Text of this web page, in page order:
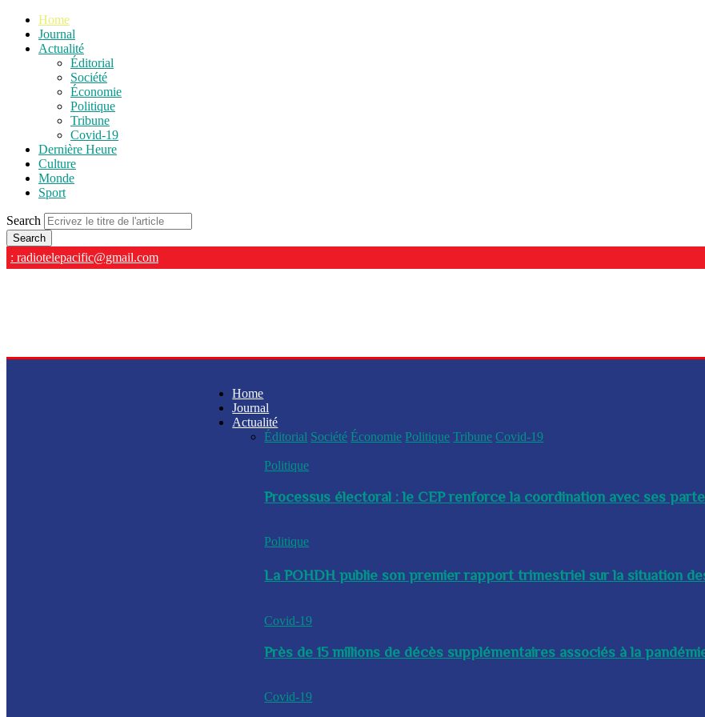
Home
Journal
Actualité
Éditorial
Société
Économie
Politique
Tribune
Covid-19
Dernière Heure
Culture
Monde
Sport
Search
: radiotelepacific@gmail.com
Home
Journal
Actualité
Éditorial Société Économie Politique Tribune Covid-19
Politique
Processus électoral : le CEP renforce la coordination avec ses
Politique
La POHDH publie son premier rapport trimestriel sur la situation
Covid-19
Près de 15 millions de décès supplémentaires associés à la
Covid-19